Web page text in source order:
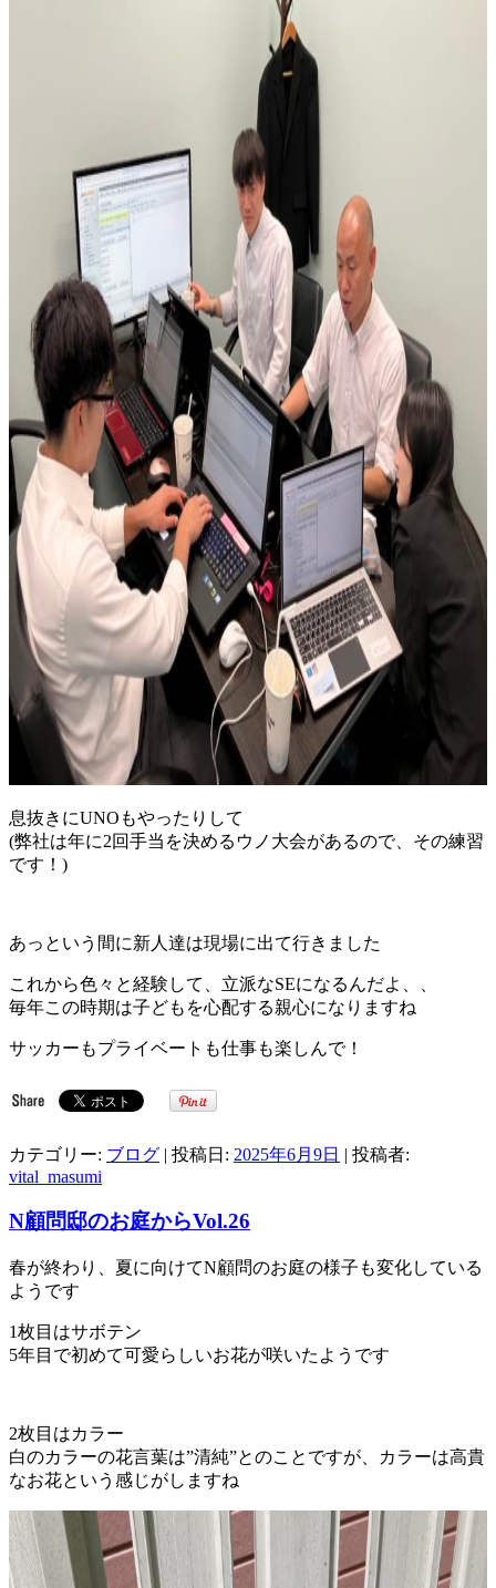
息抜きにUNOもやったりして
(弊社は年に2回手当を決めるウノ大会があるので、その練習
です！)
あっという間に新人達は現場に出て行きました
これから色々と経験して、立派なSEになるんだよ、、
毎年この時期は子どもを心配する親心になりますね
サッカーもプライベートも仕事も楽しんで！
カテゴリー: ブログ | 投稿日: 2025年6月9日 | 投稿者:
vital_masumi
N顧問邸のお庭からVol.26
春が終わり、夏に向けてN顧問のお庭の様子も変化している
ようです
1枚目はサボテン
5年目で初めて可愛らしいお花が咲いたようです
2枚目はカラー
白のカラーの花言葉は”清純”とのことですが、カラーは高貴
なお花という感じがしますね